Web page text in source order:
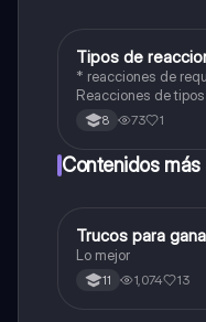
Química
Tipos de
* reacciones de
Reacciones de tipos de
requerimiento de
8 73 1
Contenidos
Química
Trucos para
Lo mejor
11 1,074 13